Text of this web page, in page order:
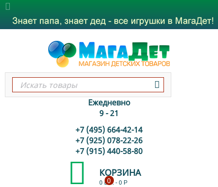
Ежедневно
9 - 21
+7 (495) 664-42-14
+7 (925) 078-22-26
+7 (915) 440-58-80
КОРЗИНА
0 шт.-0 Р
0